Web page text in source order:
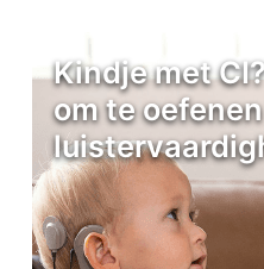
Kindje met
om te